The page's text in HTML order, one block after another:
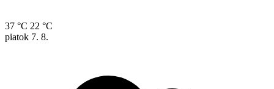
37 °C 22 °C
piatok 7. 8.